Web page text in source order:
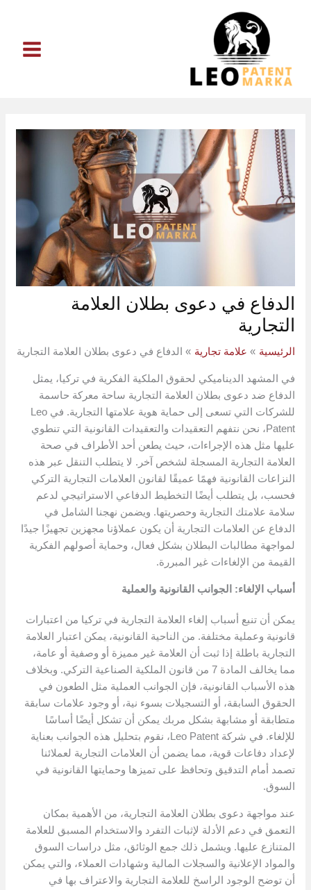
الدفاع في دعوى بطلان العلامة
التجارية
الرئيسية علامة تجارية الدفاع في دعوى بطلان العلامة التجارية
في المشهد الديناميكي لحقوق الملكية الفكرية في تركيا، يمثل
الدفاع ضد دعوى بطلان العلامة التجارية ساحة معركة حاسمة
للشركات التي تسعى إلى حماية هوية علامتها التجارية. في Leo
Patent، نحن نتفهم التعقيدات والتعقيدات القانونية التي تنطوي
عليها مثل هذه الإجراءات، حيث يطعن أحد الأطراف في صحة
العلامة التجارية المسجلة لشخص آخر. لا يتطلب التنقل عبر هذه
النزاعات القانونية فهمًا عميقًا لقانون العلامات التجارية التركي
فحسب، بل يتطلب أيضًا التخطيط الدفاعي الاستراتيجي لدعم
سلامة علامتك التجارية وحصريتها. ويضمن نهجنا الشامل في
الدفاع عن العلامات التجارية أن يكون عملاؤنا مجهزين تجهيزًا جيدًا
لمواجهة مطالبات البطلان بشكل فعال، وحماية أصولهم الفكرية
القيمة من الإلغاءات غير المبررة.
أسباب الإلغاء: الجوانب القانونية والعملية
يمكن أن تنبع أسباب إلغاء العلامة التجارية في تركيا من اعتبارات
قانونية وعملية مختلفة. من الناحية القانونية، يمكن اعتبار العلامة
التجارية باطلة إذا ثبت أن العلامة غير مميزة أو وصفية أو عامة،
مما يخالف المادة 7 من قانون الملكية الصناعية التركي. وبخلاف
هذه الأسباب القانونية، فإن الجوانب العملية مثل الطعون في
الحقوق السابقة، أو التسجيلات بسوء نية، أو وجود علامات سابقة
متطابقة أو مشابهة بشكل مربك يمكن أن تشكل أيضًا أساسًا
للإلغاء. في شركة Leo Patent، نقوم بتحليل هذه الجوانب بعناية
لإعداد دفاعات قوية، مما يضمن أن العلامات التجارية لعملائنا
تصمد أمام التدقيق وتحافظ على تميزها وحمايتها القانونية في
السوق.
عند مواجهة دعوى بطلان العلامة التجارية، من الأهمية بمكان
التعمق في دعم الأدلة لإثبات التفرد والاستخدام المسبق للعلامة
المتنازع عليها. ويشمل ذلك جمع الوثائق، مثل دراسات السوق
والمواد الإعلانية والسجلات المالية وشهادات العملاء، والتي يمكن
أن توضح الوجود الراسخ للعلامة التجارية والاعتراف بها في